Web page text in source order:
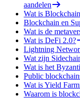
aandelen
Wat is
Blockchain en
Wat is de
Wat is DeFi 2.0?
Lightning
Wat zijn
Wat is het
Public
Wat is Yield
Waarom is